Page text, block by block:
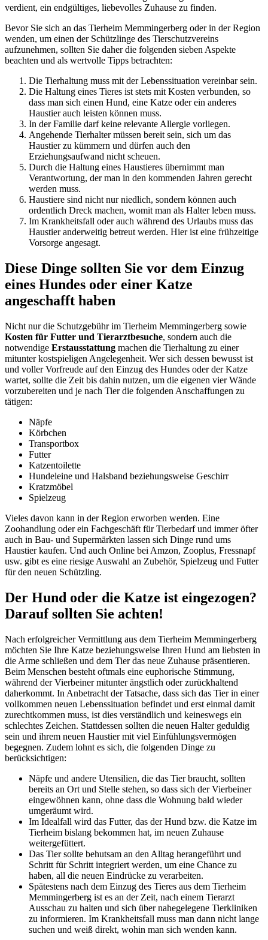
verdient, ein endgültiges, liebevolles Zuhause zu finden.
Bevor Sie sich an das Tierheim Memmingerberg oder in der Region
wenden, um einen der Schützlinge des Tierschutzvereins
aufzunehmen, sollten Sie daher die folgenden sieben Aspekte
beachten und als wertvolle Tipps betrachten:
Die Tierhaltung muss mit der Lebenssituation vereinbar sein.
Die Haltung eines Tieres ist stets mit Kosten verbunden, so
dass man sich einen Hund, eine Katze oder ein anderes
Haustier auch leisten können muss.
In der Familie darf keine relevante Allergie vorliegen.
Angehende Tierhalter müssen bereit sein, sich um das
Haustier zu kümmern und dürfen auch den
Erziehungsaufwand nicht scheuen.
Durch die Haltung eines Haustieres übernimmt man
Verantwortung, der man in den kommenden Jahren gerecht
werden muss.
Haustiere sind nicht nur niedlich, sondern können auch
ordentlich Dreck machen, womit man als Halter leben muss.
Im Krankheitsfall oder auch während des Urlaubs muss das
Haustier anderweitig betreut werden. Hier ist eine frühzeitige
Vorsorge angesagt.
Diese Dinge sollten Sie vor dem Einzug
eines Hundes oder einer Katze
angeschafft haben
Nicht nur die Schutzgebühr im Tierheim Memmingerberg sowie
Kosten für Futter und Tierarztbesuche, sondern auch die
notwendige Erstausstattung machen die Tierhaltung zu einer
mitunter kostspieligen Angelegenheit. Wer sich dessen bewusst ist
und voller Vorfreude auf den Einzug des Hundes oder der Katze
wartet, sollte die Zeit bis dahin nutzen, um die eigenen vier Wände
vorzubereiten und je nach Tier die folgenden Anschaffungen zu
tätigen:
Näpfe
Körbchen
Transportbox
Futter
Katzentoilette
Hundeleine und Halsband beziehungsweise Geschirr
Kratzmöbel
Spielzeug
Vieles davon kann in der Region erworben werden. Eine
Zoohandlung oder ein Fachgeschäft für Tierbedarf und immer öfter
auch in Bau- und Supermärkten lassen sich Dinge rund ums
Haustier kaufen. Und auch Online bei Amzon, Zooplus, Fressnapf
usw. gibt es eine riesige Auswahl an Zubehör, Spielzeug und Futter
für den neuen Schützling.
Der Hund oder die Katze ist eingezogen?
Darauf sollten Sie achten!
Nach erfolgreicher Vermittlung aus dem Tierheim Memmingerberg
möchten Sie Ihre Katze beziehungsweise Ihren Hund am liebsten in
die Arme schließen und dem Tier das neue Zuhause präsentieren.
Beim Menschen besteht oftmals eine euphorische Stimmung,
während der Vierbeiner mitunter ängstlich oder zurückhaltend
daherkommt. In Anbetracht der Tatsache, dass sich das Tier in einer
vollkommen neuen Lebenssituation befindet und erst einmal damit
zurechtkommen muss, ist dies verständlich und keineswegs ein
schlechtes Zeichen. Stattdessen sollten die neuen Halter geduldig
sein und ihrem neuen Haustier mit viel Einfühlungsvermögen
begegnen. Zudem lohnt es sich, die folgenden Dinge zu
berücksichtigen:
Näpfe und andere Utensilien, die das Tier braucht, sollten
bereits an Ort und Stelle stehen, so dass sich der Vierbeiner
eingewöhnen kann, ohne dass die Wohnung bald wieder
umgeräumt wird.
Im Idealfall wird das Futter, das der Hund bzw. die Katze im
Tierheim bislang bekommen hat, im neuen Zuhause
weitergefüttert.
Das Tier sollte behutsam an den Alltag herangeführt und
Schritt für Schritt integriert werden, um eine Chance zu
haben, all die neuen Eindrücke zu verarbeiten.
Spätestens nach dem Einzug des Tieres aus dem Tierheim
Memmingerberg ist es an der Zeit, nach einem Tierarzt
Ausschau zu halten und sich über nahegelegene Tierkliniken
zu informieren. Im Krankheitsfall muss man dann nicht lange
suchen und weiß direkt, wohin man sich wenden kann.